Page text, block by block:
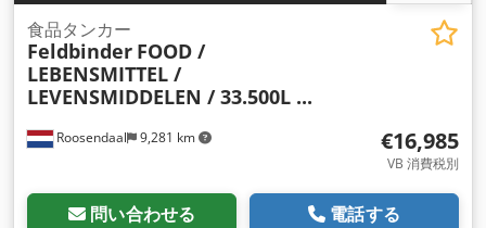
Roosendaal 9,281 km
食品タンカー
Feldbinder FOOD /
LEBENSMITTEL /
LEVENSMIDDELEN / 33.500L ...
€16,985
VB 消費税別
問い合わせる 電話する